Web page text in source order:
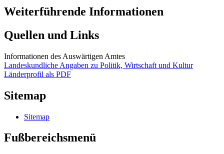
Weiterführende Informationen
Quellen und Links
Informationen des Auswärtigen Amtes
Landeskundliche Angaben zu Politik, Wirtschaft und Kultur
Länderprofil als PDF
Sitemap
Sitemap
Fußbereichsmenü